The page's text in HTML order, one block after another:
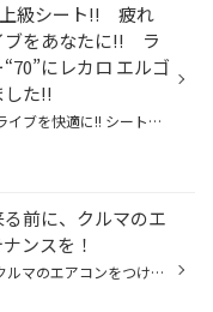
級シート!! 疲れ
ブをあなたに!! ラ
にレカロ エルゴ
した!!
日常の何気ないドライブを快適に!! シートひとつで最高の座り心地に変化!! 皆さんこんにちは！ レカロシートといえばタイヤ館松山56!! タイヤ館松山56店のホームページをご覧いただき 誠に有難う御座います★ 本日はランドクルーザー“70”のお客様にご来店、ご相談いただきました。 「運転してると段...
前に、クルマのエ
ンスを！
暑い日が続き、おクルマのエアコンをつける機会も増えてきていると思います。 今回は暑い夏に向けた、おクルマのエアコン向け、おススメ商品のご紹介です！ 【おクルマのエアコン、メンテナンスにオススメ商品！】 エアコンには、コンプレッサーという、エアコンを動かす心臓のようなものがあり、 ...